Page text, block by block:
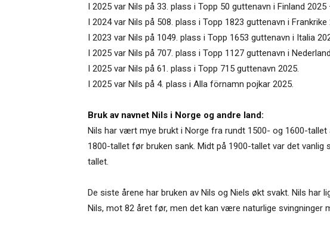
I 2025 var Nils på 33. plass i Topp 50 guttenavn i Finland 2025
I 2024 var Nils på 508. plass i Topp 1823 guttenavn i Frankrike
I 2023 var Nils på 1049. plass i Topp 1653 guttenavn i Italia
I 2025 var Nils på 707. plass i Topp 1127 guttenavn i
I 2025 var Nils på 61. plass i Topp 715 guttenavn 2025.
I 2025 var Nils på 4. plass i Alla förnamn pojkar 2025.
Bruk av navnet Nils i Norge og andre land:
Nils har vært mye brukt i Norge fra rundt 1500- og 1600-
1800-tallet før bruken sank. Midt på 1900-tallet var det
tallet.
De siste årene har bruken av Nils og Niels økt svakt. Nils har
Nils, mot 82 året før, men det kan være naturlige svingninger